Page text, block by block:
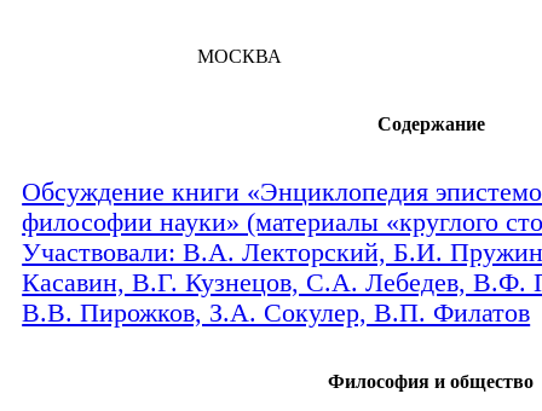
МОСКВА
Содержание
Обсуждение книги «Энциклопедия
философии науки» (материалы «круглого
Участвовали: В.А. Лекторский, Б.И.
Касавин, В.Г. Кузнецов, С.А. Лебедев, В.Ф.
В.В. Пирожков, З.А. Сокулер, В.П. Филатов
Философия и общество